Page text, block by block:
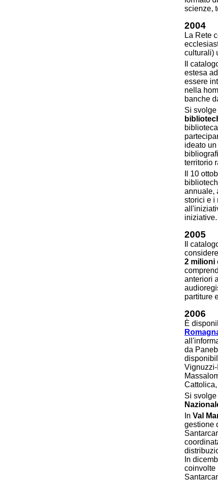
scienze,
2004
La Rete
culturali)
Il
estesa
essere
nella
banche
Si
ideato
territorio
Il 10
annuale,
storici e i
iniziative.
2005
Il
2 milioni
anteriori
partiture
2006
È
da
Si
In Val
gestione
In
coinvolte